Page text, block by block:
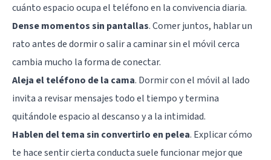
cuánto espacio ocupa el teléfono en la convivencia diaria.
Dense momentos sin pantallas. Comer juntos, hablar un
rato antes de dormir o salir a caminar sin el móvil cerca
cambia mucho la forma de conectar.
Aleja el teléfono de la cama. Dormir con el móvil al lado
invita a revisar mensajes todo el tiempo y termina
quitándole espacio al descanso y a la intimidad.
Hablen del tema sin convertirlo en pelea. Explicar cómo
te hace sentir cierta conducta suele funcionar mejor que